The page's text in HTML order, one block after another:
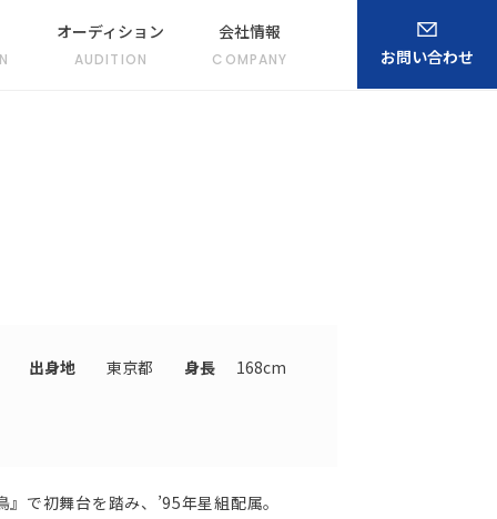
オーディション
AUDITION
会社情報
COMPANY お問い合わせ
出身地 東京都 身長 168cm
で初舞台を踏み、’95年星組配属。